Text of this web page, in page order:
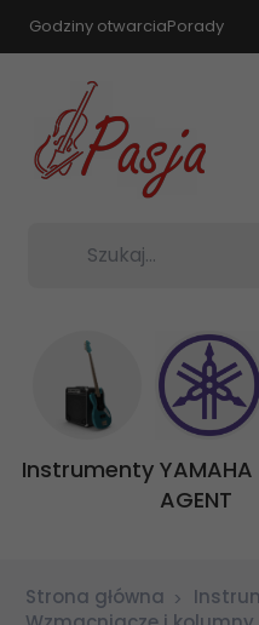
Godziny otwarciaPorady
Szukaj...
Instrumenty YAMAHA
AGENT
Strona główna